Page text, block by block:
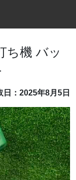
ち機 バッ
日：2025年8月5日